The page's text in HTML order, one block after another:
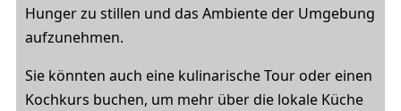
Hunger zu stillen und das Ambiente der Umgebung
aufzunehmen.
Sie könnten auch eine kulinarische Tour oder einen
Kochkurs buchen, um mehr über die lokale Küche